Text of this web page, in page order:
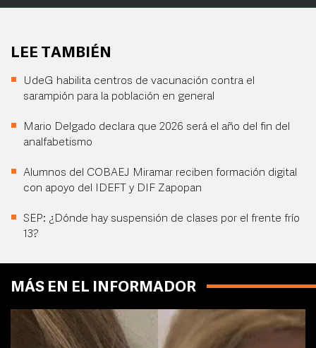
LEE TAMBIÉN
UdeG habilita centros de vacunación contra el
sarampión para la población en general
Mario Delgado declara que 2026 será el año del fin del
analfabetismo
Alumnos del COBAEJ Miramar reciben formación digital
con apoyo del IDEFT y DIF Zapopan
SEP: ¿Dónde hay suspensión de clases por el frente frío
13?
MÁS EN EL INFORMADOR